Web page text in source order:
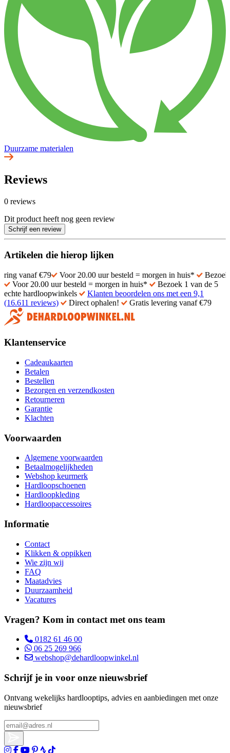
Duurzame materialen
Reviews
0 reviews
Dit product heeft nog geen review
Schrijf een review
Artikelen die hierop lijken
€79 Voor 20.00 uur besteld = morgen in huis*
Bezoek 1 van
Voor 20.00 uur besteld = morgen in huis*
Bezoek 1 van de 5
echte hardloopwinkels
Klanten beoordelen ons met een 9,1
(16.611 reviews)
Direct ophalen! Gratis levering vanaf €79
Klantenservice
Cadeaukaarten
Betalen
Bestellen
Bezorgen en verzendkosten
Retourneren
Garantie
Klachten
Voorwaarden
Algemene voorwaarden
Betaalmogelijkheden
Webshop keurmerk
Hardloopschoenen
Hardloopkleding
Hardloopaccessoires
Informatie
Contact
Klikken & oppikken
Wie zijn wij
FAQ
Maatadvies
Duurzaamheid
Vacatures
Vragen? Kom in contact met ons team
0182 61 46 00
06 25 269 966
webshop@dehardloopwinkel.nl
Schrijf je in voor onze nieuwsbrief
Ontvang wekelijks hardlooptips, advies en aanbiedingen met onze
nieuwsbrief